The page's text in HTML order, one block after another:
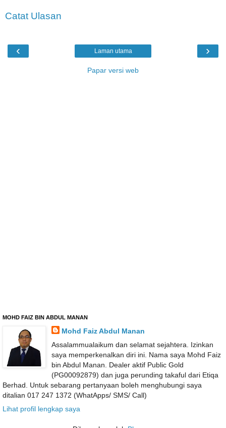
Catat Ulasan
‹ ›
Laman utama
Papar versi web
MOHD FAIZ BIN ABDUL MANAN
Mohd Faiz Abdul Manan
Assalammualaikum dan selamat sejahtera. Izinkan
saya memperkenalkan diri ini. Nama saya Mohd Faiz
bin Abdul Manan. Dealer aktif Public Gold
(PG00092879) dan juga perunding takaful dari Etiqa
Berhad. Untuk sebarang pertanyaan boleh menghubungi saya
ditalian 017 247 1372 (WhatApps/ SMS/ Call)
Lihat profil lengkap saya